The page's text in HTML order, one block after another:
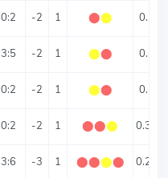
0:2 -2 1 ⬤⬤ 0.5
3:5 -2 1 ⬤⬤ 0.5
0:2 -2 1 ⬤⬤ 0.5
0:2 -2 1 ⬤⬤⬤ 0.33
3:6 -3 1 ⬤⬤⬤⬤ 0.25